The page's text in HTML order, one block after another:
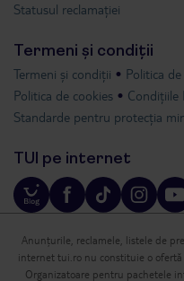
Statusul reclamației
Termeni și condiții
Termeni și condiții
Politica
Politica de cookies
Condițiile
Standarde pentru protecția
TUI pe internet
Anunțurile, reclamele, listele de
internet tui.ro nu constituie o
Organizatoare pentru pachetele